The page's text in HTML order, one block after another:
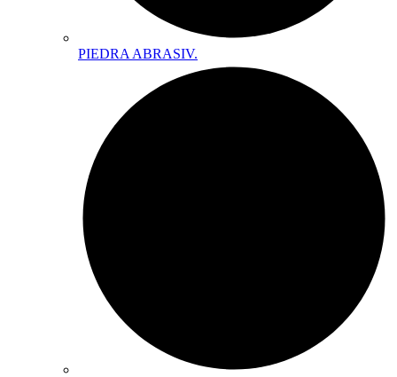
PIEDRA ABRASIV.